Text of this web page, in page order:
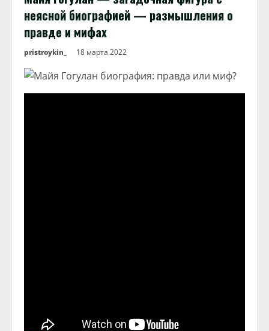
неясной биографией — размышления о
правде и мифах
pristroykin_ 18 марта 2022